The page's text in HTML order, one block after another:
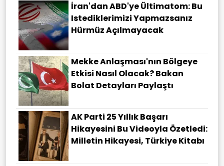
İran'dan ABD'ye Ültimatom: Bu
Istediklerimizi Yapmazsanız
Hürmüz Açılmayacak
Mekke Anlaşması'nın Bölgeye
Etkisi Nasıl Olacak? Bakan
Bolat Detayları Paylaştı
AK Parti 25 Yıllık Başarı
Hikayesini Bu Videoyla Özetledi:
Milletin Hikayesi, Türkiye Kitabı